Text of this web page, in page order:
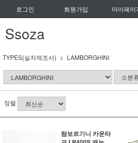
로그인 회원가입 마이페이
Ssoza
TYPES(실차제조사) LAMBORGHINI
정렬
람보르기니 카운타